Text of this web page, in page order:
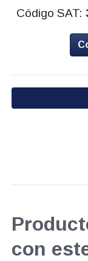
Código SAT:
con